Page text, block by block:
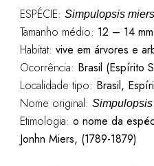
ESPÉCIE: Simpulopsis
Tamanho médio: 12 – 14 mm
Habitat: vive em árvores e
Ocorrência: Brasil (Espírito
Localidade tipo: Brasil,
Nome original:
Etimologia: o nome da
Jonhn Miers, (1789-1879)